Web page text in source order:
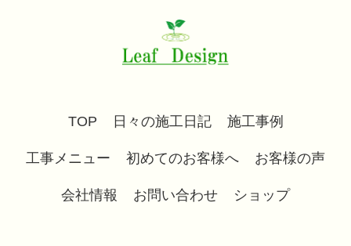
TOP 日々の施工日記 施工事例
工事メニュー 初めてのお客様へ お客様の声
会社情報 お問い合わせ ショップ